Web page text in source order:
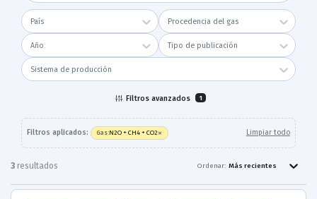
País Procedencia del gas
Año Tipo de publicación
Sistema de producción
Filtros avanzados 1
Filtros aplicados: Gas:N2O + CH4 + CO2× Limpiar todo
3 resultados Ordenar: Más recientes